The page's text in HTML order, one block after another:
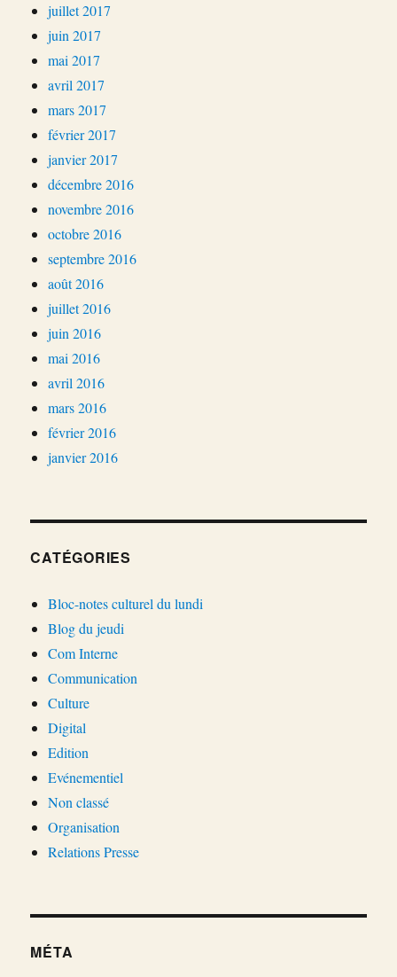
juillet 2017
juin 2017
mai 2017
avril 2017
mars 2017
février 2017
janvier 2017
décembre 2016
novembre 2016
octobre 2016
septembre 2016
août 2016
juillet 2016
juin 2016
mai 2016
avril 2016
mars 2016
février 2016
janvier 2016
CATÉGORIES
Bloc-notes culturel du lundi
Blog du jeudi
Com Interne
Communication
Culture
Digital
Edition
Evénementiel
Non classé
Organisation
Relations Presse
MÉTA